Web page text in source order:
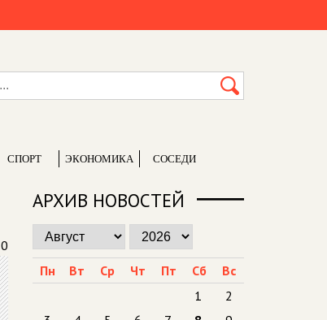
СПОРТ ЭКОНОМИКА СОСЕДИ
0
АРХИВ НОВОСТЕЙ
Пн Вт Ср Чт Пт Сб
Вс
1
2